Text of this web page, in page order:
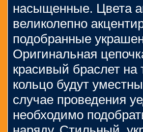
насыщенные. Цвета
великолепно
подобранные
Оригинальная
красивый браслет на
кольцо будут
случае проведения
необходимо